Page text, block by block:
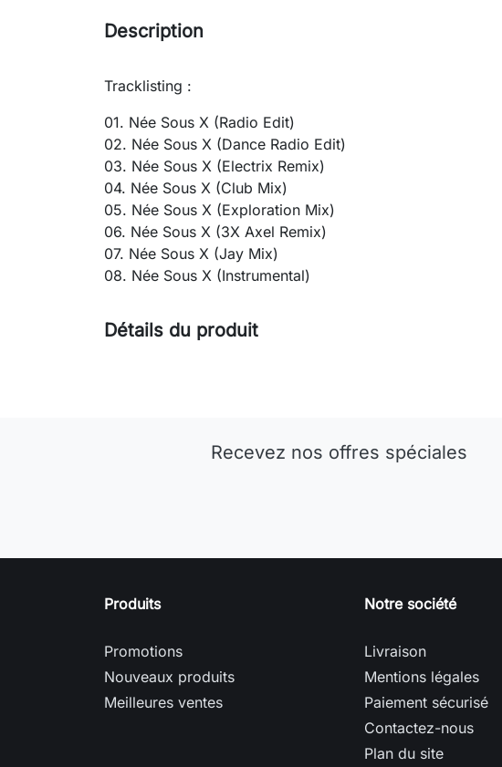
Description
Tracklisting :
01. Née Sous X (Radio Edit)
02. Née Sous X (Dance Radio Edit)
03. Née Sous X (Electrix Remix)
04. Née Sous X (Club Mix)
05. Née Sous X (Exploration Mix)
06. Née Sous X (3X Axel Remix)
07. Née Sous X (Jay Mix)
08. Née Sous X (Instrumental)
Détails du produit
Recevez nos offres spéciales
Produits
Promotions
Nouveaux produits
Meilleures ventes
Notre société
Livraison
Mentions légales
Paiement sécurisé
Contactez-nous
Plan du site